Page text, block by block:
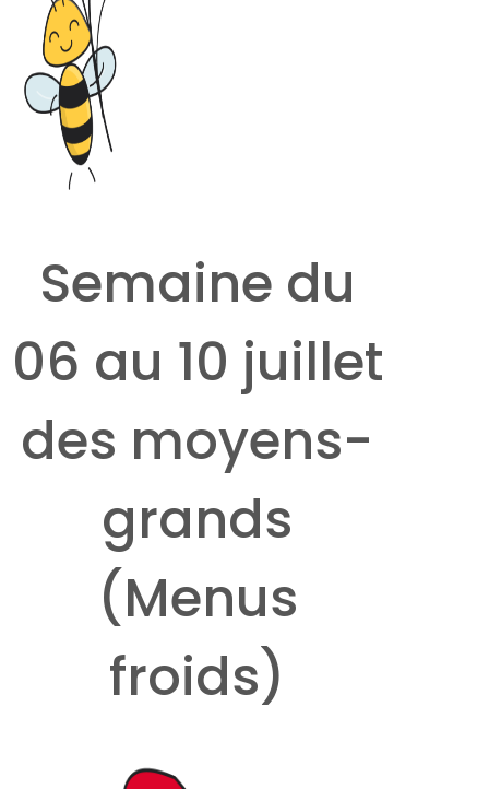
Semaine du
06 au 10 juillet
des moyens-
grands
(Menus
froids)